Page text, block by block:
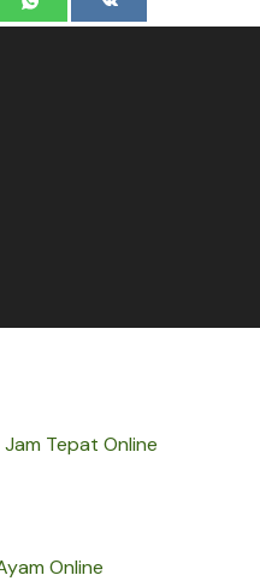
Tepat Online
Online